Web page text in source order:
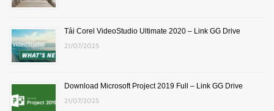
Tải Corel VideoStudio Ultimate 2020 – Link GG Drive
21/07/2025
Download Microsoft Project 2019 Full – Link GG Drive
21/07/2025